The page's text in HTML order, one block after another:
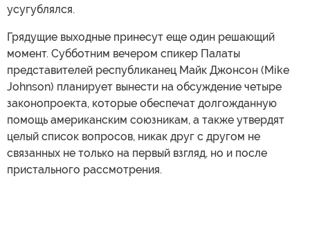
усугублялся.
Грядущие выходные принесут еще один решающий
момент. Субботним вечером спикер Палаты
представителей республиканец Майк Джонсон (Mike
Johnson) планирует вынести на обсуждение четыре
законопроекта, которые обеспечат долгожданную
помощь американским союзникам, а также утвердят
целый список вопросов, никак друг с другом не
связанных не только на первый взгляд, но и после
пристального рассмотрения.